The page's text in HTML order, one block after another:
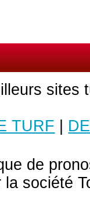
sites
TURF
de
la société